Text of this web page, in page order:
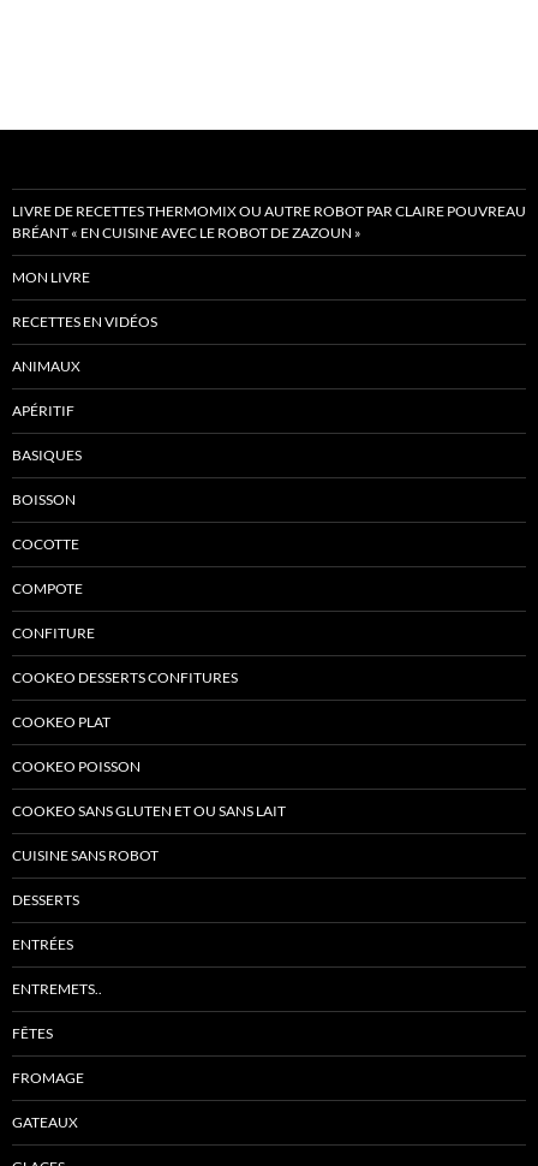
LIVRE DE RECETTES THERMOMIX OU AUTRE ROBOT PAR CLAIRE POUVREAU
BRÉANT « EN CUISINE AVEC LE ROBOT DE ZAZOUN »
MON LIVRE
RECETTES EN VIDÉOS
ANIMAUX
APÉRITIF
BASIQUES
BOISSON
COCOTTE
COMPOTE
CONFITURE
COOKEO DESSERTS CONFITURES
COOKEO PLAT
COOKEO POISSON
COOKEO SANS GLUTEN ET OU SANS LAIT
CUISINE SANS ROBOT
DESSERTS
ENTRÉES
ENTREMETS..
FÊTES
FROMAGE
GATEAUX